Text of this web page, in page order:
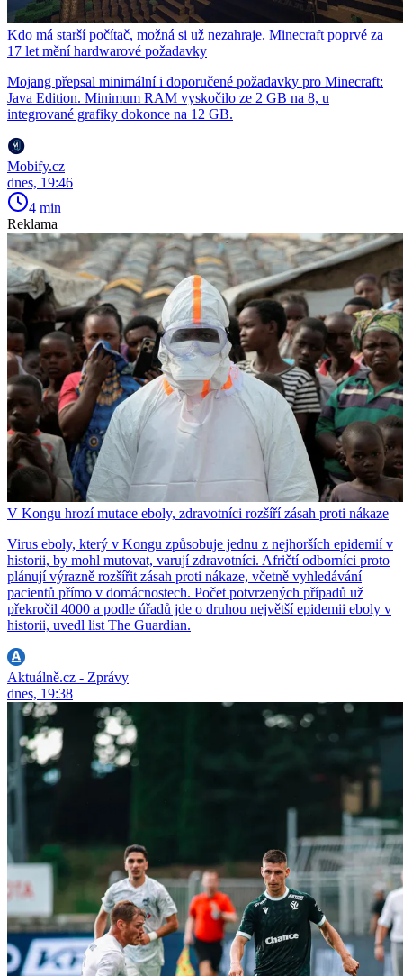
Kdo má starší počítač, možná si už nezahraje. Minecraft poprvé za
17 let mění hardwarové požadavky
Mojang přepsal minimální i doporučené požadavky pro Minecraft:
Java Edition. Minimum RAM vyskočilo ze 2 GB na 8, u
integrované grafiky dokonce na 12 GB.
Mobify.cz
dnes, 19:46
4 min
Reklama
V Kongu hrozí mutace eboly, zdravotníci rozšíří zásah proti nákaze
Virus eboly, který v Kongu způsobuje jednu z nejhorších epidemií v
historii, by mohl mutovat, varují zdravotníci. Afričtí odborníci proto
plánují výrazně rozšířit zásah proti nákaze, včetně vyhledávání
pacientů přímo v domácnostech. Počet potvrzených případů už
překročil 4000 a podle úřadů jde o druhou největší epidemii eboly v
historii, uvedl list The Guardian.
Aktuálně.cz - Zprávy
dnes, 19:38